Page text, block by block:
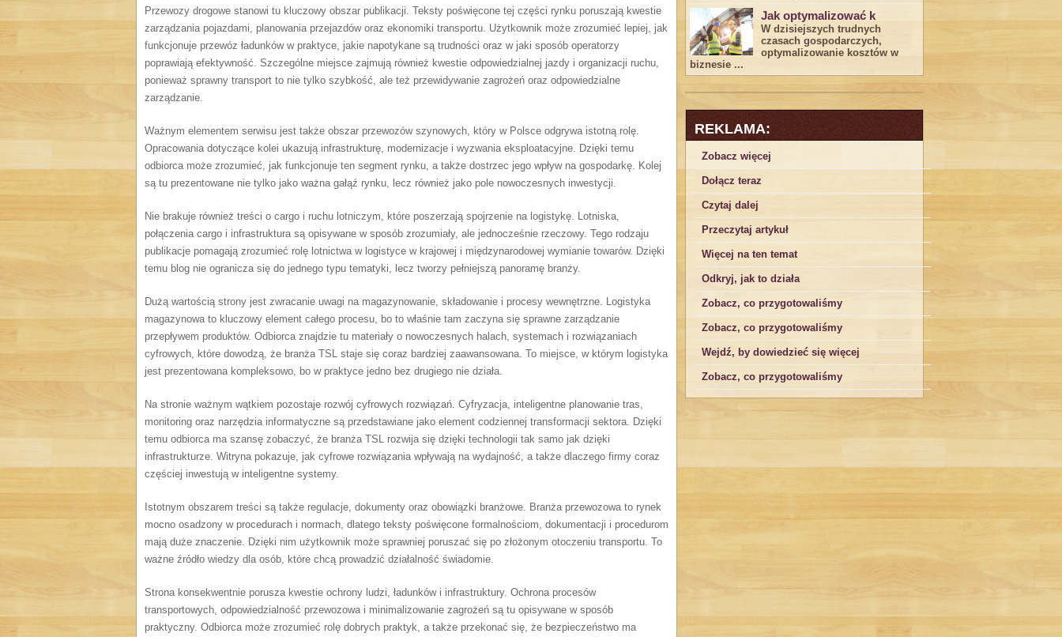
Przewozy drogowe stanowi tu kluczowy obszar publikacji. Teksty poświęcone tej części rynku poruszają kwestie
zarządzania pojazdami, planowania przejazdów oraz ekonomiki transportu. Użytkownik może zrozumieć lepiej, jak
funkcjonuje przewóz ładunków w praktyce, jakie napotykane są trudności oraz w jaki sposób operatorzy
poprawiają efektywność. Szczególne miejsce zajmują również kwestie odpowiedzialnej jazdy i organizacji ruchu,
ponieważ sprawny transport to nie tylko szybkość, ale też przewidywanie zagrożeń oraz odpowiedzialne
zarządzanie.
Ważnym elementem serwisu jest także obszar przewozów szynowych, który w Polsce odgrywa istotną rolę.
Opracowania dotyczące kolei ukazują infrastrukturę, modernizacje i wyzwania eksploatacyjne. Dzięki temu
odbiorca może zrozumieć, jak funkcjonuje ten segment rynku, a także dostrzec jego wpływ na gospodarkę. Kolej
są tu prezentowane nie tylko jako ważna gałąź rynku, lecz również jako pole nowoczesnych inwestycji.
Nie brakuje również treści o cargo i ruchu lotniczym, które poszerzają spojrzenie na logistykę. Lotniska,
połączenia cargo i infrastruktura są opisywane w sposób zrozumiały, ale jednocześnie rzeczowy. Tego rodzaju
publikacje pomagają zrozumieć rolę lotnictwa w logistyce w krajowej i międzynarodowej wymianie towarów. Dzięki
temu blog nie ogranicza się do jednego typu tematyki, lecz tworzy pełniejszą panoramę branży.
Dużą wartością strony jest zwracanie uwagi na magazynowanie, składowanie i procesy wewnętrzne. Logistyka
magazynowa to kluczowy element całego procesu, bo to właśnie tam zaczyna się sprawne zarządzanie
przepływem produktów. Odbiorca znajdzie tu materiały o nowoczesnych halach, systemach i rozwiązaniach
cyfrowych, które dowodzą, że branża TSL staje się coraz bardziej zaawansowana. To miejsce, w którym logistyka
jest prezentowana kompleksowo, bo w praktyce jedno bez drugiego nie działa.
Na stronie ważnym wątkiem pozostaje rozwój cyfrowych rozwiązań. Cyfryzacja, inteligentne planowanie tras,
monitoring oraz narzędzia informatyczne są przedstawiane jako element codziennej transformacji sektora. Dzięki
temu odbiorca ma szansę zobaczyć, że branża TSL rozwija się dzięki technologii tak samo jak dzięki
infrastrukturze. Witryna pokazuje, jak cyfrowe rozwiązania wpływają na wydajność, a także dlaczego firmy coraz
częściej inwestują w inteligentne systemy.
Istotnym obszarem treści są także regulacje, dokumenty oraz obowiązki branżowe. Branża przewozowa to rynek
mocno osadzony w procedurach i normach, dlatego teksty poświęcone formalnościom, dokumentacji i procedurom
mają duże znaczenie. Dzięki nim użytkownik może sprawniej poruszać się po złożonym otoczeniu transportu. To
ważne źródło wiedzy dla osób, które chcą prowadzić działalność świadomie.
Strona konsekwentnie porusza kwestie ochrony ludzi, ładunków i infrastruktury. Ochrona procesów
transportowych, odpowiedzialność przewozowa i minimalizowanie zagrożeń są tu opisywane w sposób
praktyczny. Odbiorca może zrozumieć rolę dobrych praktyk, a także przekonać się, że bezpieczeństwo ma
Jak optymalizować k
W dzisiejszych trudnych⁤
czasach gospodarczych,
optymalizowanie ‌kosztów w
biznesie ...
REKLAMA:
Zobacz więcej
Dołącz teraz
Czytaj dalej
Przeczytaj artykuł
Więcej na ten temat
Odkryj, jak to działa
Zobacz, co przygotowaliśmy
Zobacz, co przygotowaliśmy
Wejdź, by dowiedzieć się więcej
Zobacz, co przygotowaliśmy